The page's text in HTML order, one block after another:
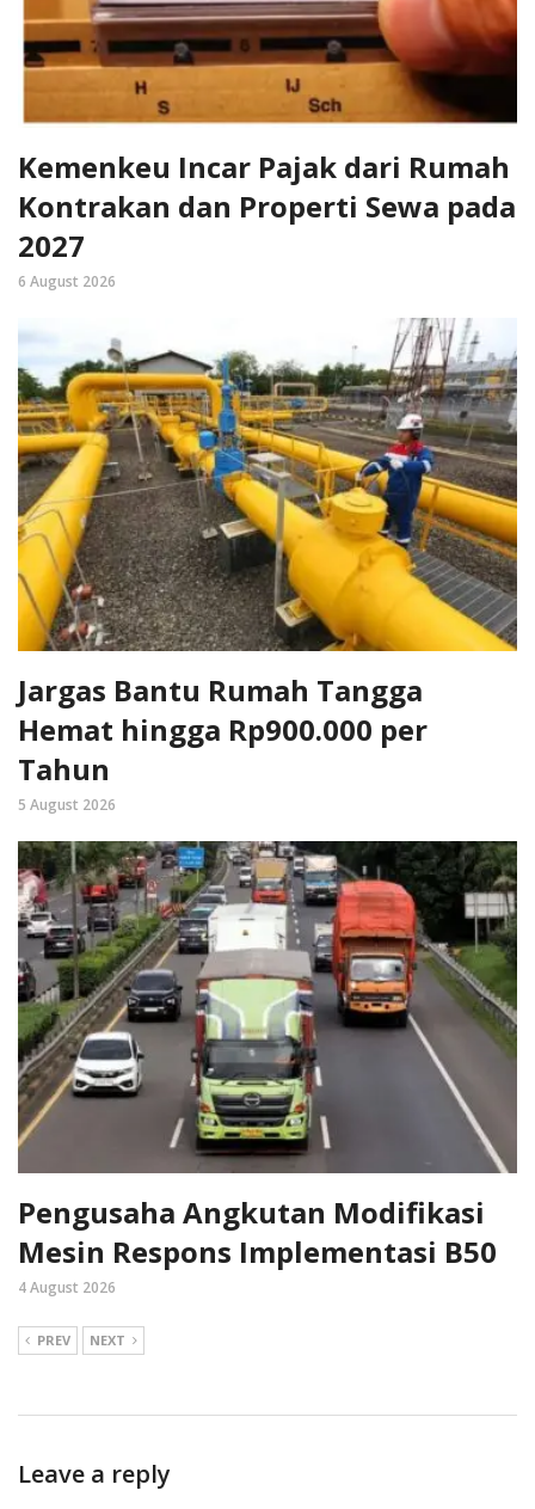
Kemenkeu Incar Pajak dari Rumah
Kontrakan dan Properti Sewa pada
2027
6 August 2026
Jargas Bantu Rumah Tangga
Hemat hingga Rp900.000 per
Tahun
5 August 2026
Pengusaha Angkutan Modifikasi
Mesin Respons Implementasi B50
4 August 2026
PREV NEXT
Leave a reply